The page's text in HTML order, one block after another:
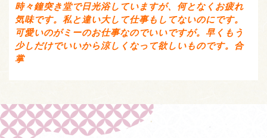
時々鐘突き堂で日光浴していますが、何となくお疲れ
気味です。私と違い大して仕事もしてないのにです。
可愛いのがミーのお仕事なのでいいですが。早くもう
少しだけでいいから涼しくなって欲しいものです。合
掌